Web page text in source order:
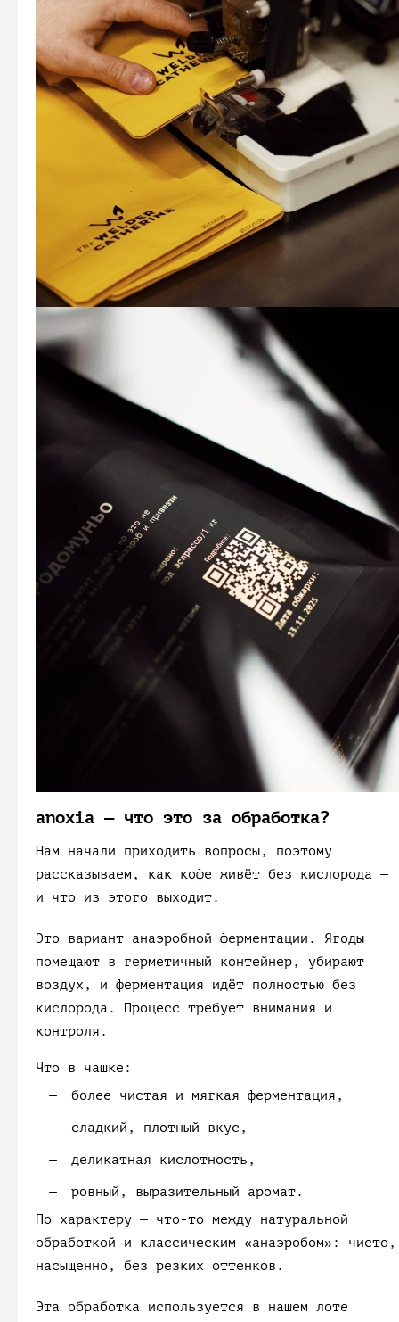
anoxia — что это за обработка?
Нам начали приходить вопросы, поэтому
рассказываем, как кофе живёт без кислорода —
и что из этого выходит.
Это вариант анаэробной ферментации. Ягоды
помещают в герметичный контейнер, убирают
воздух, и ферментация идёт полностью без
кислорода. Процесс требует внимания и
контроля.
Что в чашке:
более чистая и мягкая ферментация,
сладкий, плотный вкус,
деликатная кислотность,
ровный, выразительный аромат.
По характеру — что-то между натуральной
обработкой и классическим «анаэробом»: чисто,
насыщенно, без резких оттенков.
Эта обработка используется в нашем лоте